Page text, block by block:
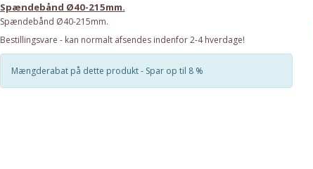
Spændebånd Ø40-215mm.
Spændebånd Ø40-215mm.
Bestillingsvare - kan normalt afsendes indenfor 2-4 hverdage!
Mængderabat på dette produkt - Spar op til 8 %